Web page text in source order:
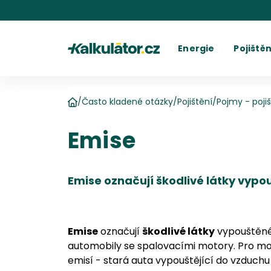
Kalkulátor.cz Energie
Kalkulačka elektřiny
Povinné
Domů
/Často kladené otázky/Pojištění/Pojmy -
Emise
Emise označují škodlivé látky
Emiseoznačujíškodlivé látky
automobily se spalovacími motory. Pro
emisí - stará auta vypouštějící do